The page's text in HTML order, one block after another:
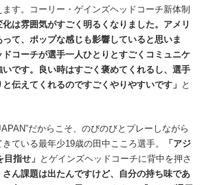
す。コーリー・ゲインズヘッドコーチ新体制
化は雰囲気がすごく明るくなりました。アメリ
て、ポップな感じも影響していると思いま
コーチが選手一人ひとりとすごくコミュニケ
です。良い時はすごく褒めてくれるし、選手
伝えてくれるのですごくやりやすいです」 と
だからこそ、のびのびとプレーしながら
ている最年少19歳の田中こころ選手。
「アジ
指せ」 とゲインズヘッドコーチに背中を押さ
さん課題は出たんですけど、自分の持ち味であ